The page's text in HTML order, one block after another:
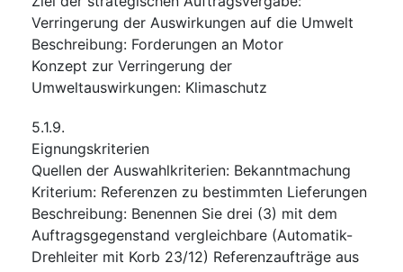
Verringerung der Auswirkungen auf die Umwelt
Beschreibung: Forderungen an Motor
Konzept zur Verringerung der
Umweltauswirkungen: Klimaschutz
5.1.9.
Eignungskriterien
Quellen der Auswahlkriterien: Bekanntmachung
Kriterium: Referenzen zu bestimmten Lieferungen
Beschreibung: Benennen Sie drei (3) mit dem
Auftragsgegenstand vergleichbare (Automatik-
Drehleiter mit Korb 23/12) Referenzaufträge aus